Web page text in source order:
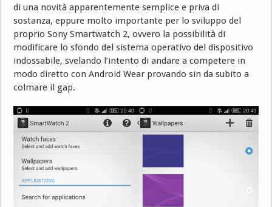
di una novità apparentemente semplice e priva di
sostanza, eppure molto importante per lo sviluppo del
proprio Sony Smartwatch 2, ovvero la possibilità di
modificare lo sfondo del sistema operativo del dispositivo
indossabile, svelando l’intento di andare a competere in
modo diretto con Android Wear provando sin da subito a
colmare il gap.